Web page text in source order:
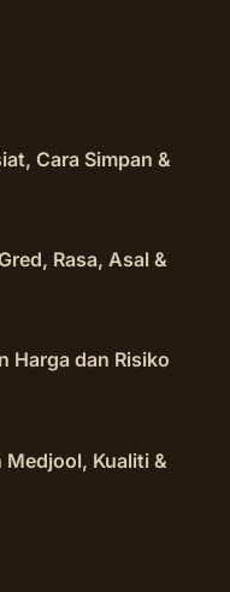
Cara Simpan &
Rasa, Asal &
Harga dan Risiko
Medjool, Kualiti &